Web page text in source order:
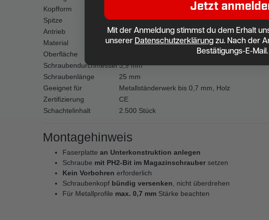
Kopfform
Spitze
Nadelspitze
Antrieb
Kreuzschlitz PH2
Material
Stahl
Oberfläche
Schraubendurchmesser3,9 mm
Schraubenlänge
25 mm
Geeignet für
Metallständerwerk bis 0,7 mm, Holz
Zertifizierung
CE
Schachtelinhalt
2.500 Stück
Montagehinweis
Faserplatte an Unterkonstruktion anlegen
Schraube mit PH2-Bit im Magazinschrauber setzen
Kein Vorbohren erforderlich
Schraubenkopf bündig versenken , nicht überdrehen
Für Metallprofile max. 0,7 mm Stärke beachten
Jetzt
Mit der Anmeldung stimmst du dem Erhalt
unserer Datenschutzerklärungzu. Nach der
Bestätigungs-E-Mail.